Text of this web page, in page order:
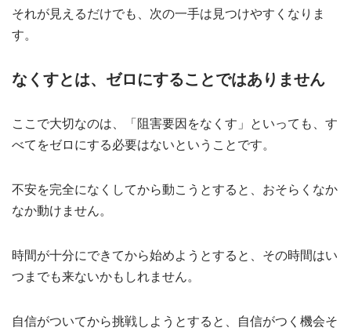
それが見えるだけでも、次の一手は見つけやすくなりま
す。
なくすとは、ゼロにすることではありません
ここで大切なのは、「阻害要因をなくす」といっても、す
べてをゼロにする必要はないということです。
不安を完全になくしてから動こうとすると、おそらくなか
なか動けません。
時間が十分にできてから始めようとすると、その時間はい
つまでも来ないかもしれません。
自信がついてから挑戦しようとすると、自信がつく機会そ